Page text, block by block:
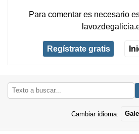
Para comentar es necesario
Regístrate gratis
Cambiar idioma: